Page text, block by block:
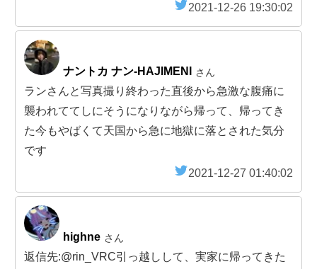
2021-12-26 19:30:02
ナントカ ナン-HAJIMENI さん
ランさんと写真撮り終わった直後から急激な腹痛に
襲われててしにそうになりながら帰って、帰ってき
た今もやばくて天国から急に地獄に落とされた気分
です
2021-12-27 01:40:02
highne さん
返信先:@rin_VRC引っ越しして、実家に帰ってきた